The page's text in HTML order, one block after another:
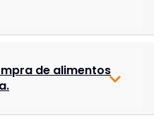
de alimentos